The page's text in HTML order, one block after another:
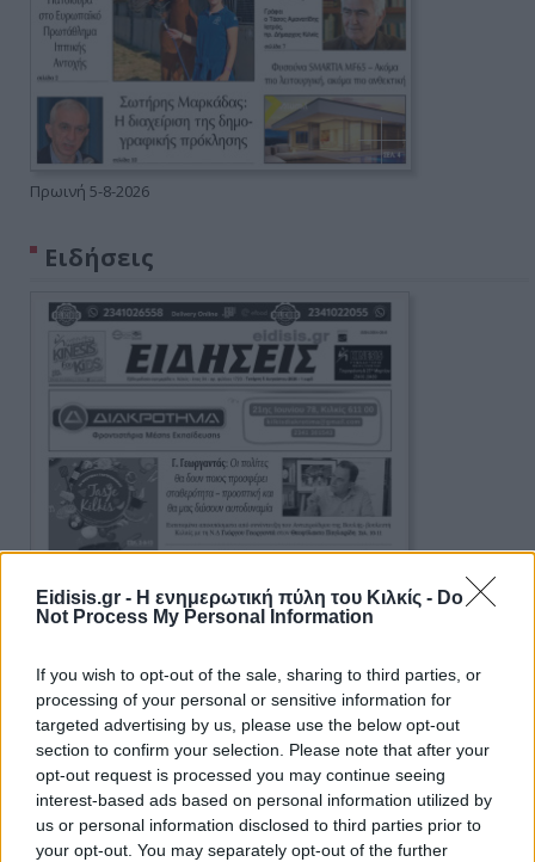
Eidisis.gr - Η ενημερωτική πύλη του Κιλκίς - Do
Not Process My Personal Information
If you wish to opt-out of the sale, sharing to third parties, or
processing of your personal or sensitive information for
targeted advertising by us, please use the below opt-out
section to confirm your selection. Please note that after your
opt-out request is processed you may continue seeing
interest-based ads based on personal information utilized by
us or personal information disclosed to third parties prior to
your opt-out. You may separately opt-out of the further
Πρωινή 5-8-2026
Ειδήσεις
Ειδήσεις 5-8-2026